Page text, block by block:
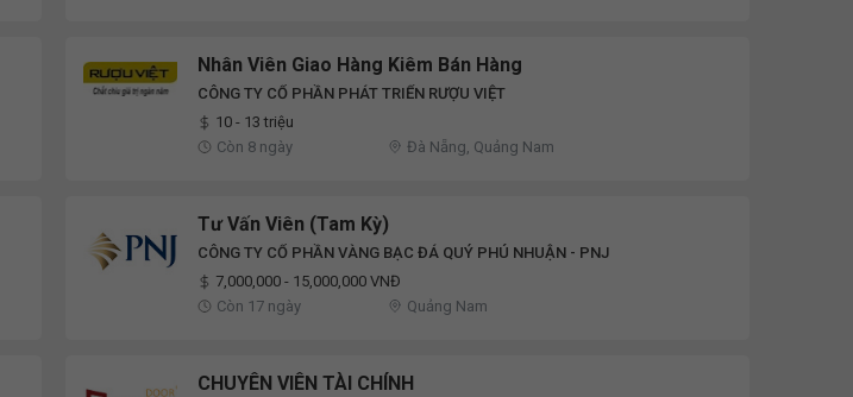
Nhân Viên Giao Hàng Kiêm Bán Hàng
CÔNG TY CỔ PHẦN PHÁT TRIỂN RƯỢU VIỆT
10 - 13 triệu
Còn 8 ngày
Đà Nẵng, Quảng Nam
Tư Vấn Viên (Tam Kỳ)
CÔNG TY CỔ PHẦN VÀNG BẠC ĐÁ QUÝ PHÚ NHUẬN - PNJ
7,000,000 - 15,000,000 VNĐ
Còn 17 ngày
Quảng Nam
CHUYÊN VIÊN TÀI CHÍNH